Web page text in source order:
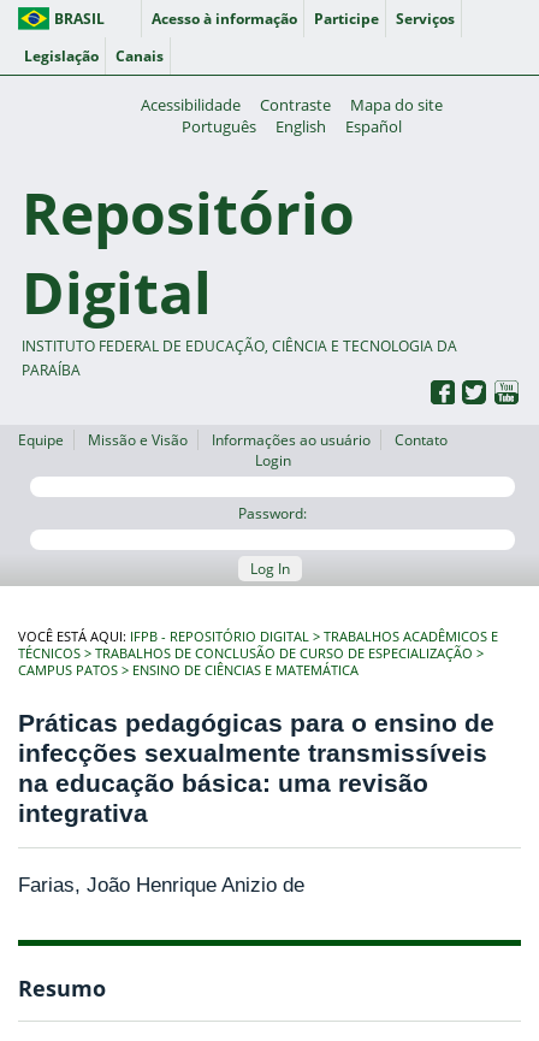
BRASIL Acesso à informação Participe
Serviços
Legislação
Canais
Acessibilidade Contraste
Mapa do site
Português
English Español
Repositório
Digital
INSTITUTO FEDERAL DE EDUCAÇÃO, CIÊNCIA E TECNOLOGIA DA
PARAÍBA
Equipe Missão e Visão Informações ao usuário
Contato
Login
Password:
Log In
VOCÊ ESTÁ AQUI: IFPB - REPOSITÓRIO DIGITAL
TRABALHOS ACADÊMICOS E
TÉCNICOS
TRABALHOS DE CONCLUSÃO DE CURSO DE ESPECIALIZAÇÃO
CAMPUS PATOS
ENSINO DE CIÊNCIAS E MATEMÁTICA
Práticas pedagógicas para o ensino de
infecções sexualmente transmissíveis
na educação básica: uma revisão
integrativa
Farias, João Henrique Anizio de
Resumo